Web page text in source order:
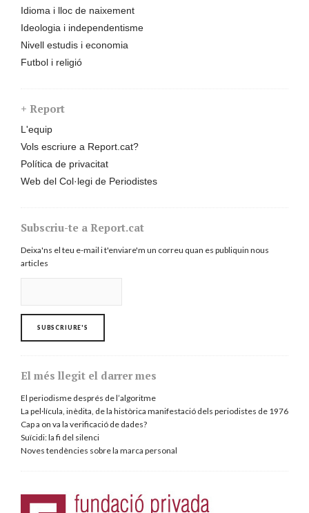
Idioma i lloc de naixement
Ideologia i independentisme
Nivell estudis i economia
Futbol i religió
+ Report
L'equip
Vols escriure a Report.cat?
Política de privacitat
Web del Col·legi de Periodistes
Subscriu-te a Report.cat
Deixa'ns el teu e-mail i t'enviare'm un correu quan es publiquin nous
articles
El més llegit el darrer mes
El periodisme després de l’algoritme
La pel·lícula, inèdita, de la històrica manifestació dels periodistes de 1976
Cap a on va la verificació de dades?
Suïcidi: la fi del silenci
Noves tendències sobre la marca personal